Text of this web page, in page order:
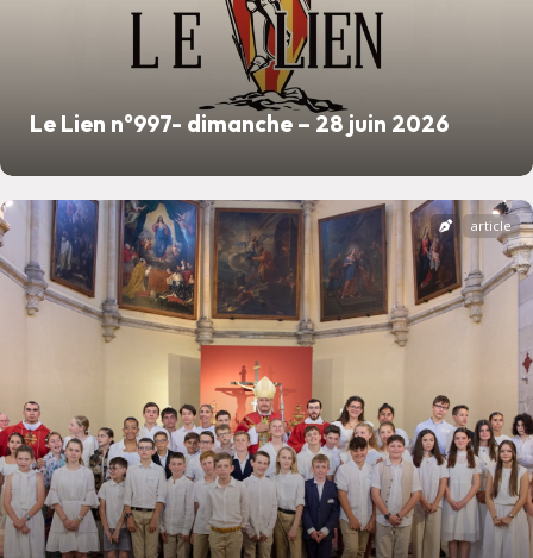
Le Lien n°997- dimanche – 28 juin 2026
article